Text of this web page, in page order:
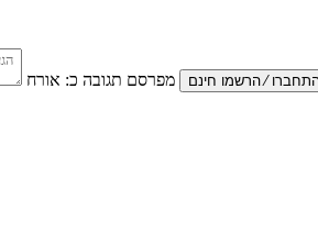
מפרסם תגובה כ: אורח